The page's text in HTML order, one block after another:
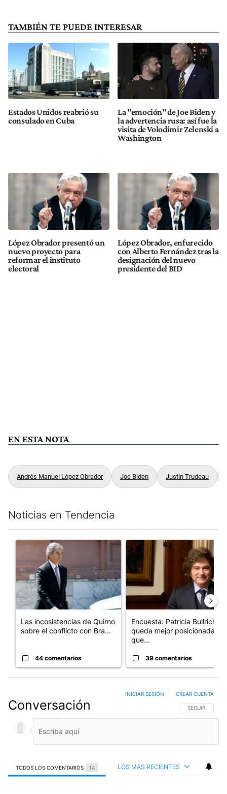
TAMBIÉN TE PUEDE INTERESAR
Estados Unidos reabrió su
consulado en Cuba
La "emoción" de Joe Biden y
la advertencia rusa: así fue la
visita de Volodimir Zelenski a
Washington
López Obrador presentó un
nuevo proyecto para
reformar el instituto
electoral
López Obrador, enfurecido
con Alberto Fernández tras la
designación del nuevo
presidente del BID
EN ESTA NOTA
Andrés Manuel López Obrador Joe Biden Justin Trudeau
Noticias en Tendencia
Un artículo de tendencia con el título "Las incosistencias de
Las incosistencias de Quirno
sobre el conflicto con Bra...
44 comentarios
Un artículo de tendencia con
Encuesta: Patricia Bullrich
queda mejor posicionada
que...
39 comentarios
Conversación SIGA ESTA
SEGUIR
INICIAR SESIÓN CREAR CUENTA
TODOS LOS COMENTARIOS 14 LOS MÁS RECIENTES